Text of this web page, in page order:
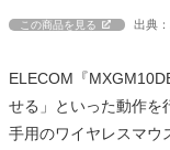
この商品を見る 出典
ELECOM『
せる」といった動作を
手用のワイヤレスマウ